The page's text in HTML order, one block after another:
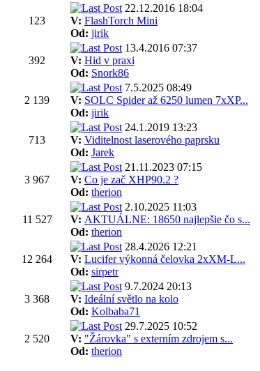
123
22.12.2016 18:04
V: FlashTorch Mini
Od: jirik
392
13.4.2016 07:37
V: Hid v praxi
Od: Snork86
2 139
7.5.2025 08:49
V: SOLC Spider až 6250 lumen 7xXP...
Od: jirik
713
24.1.2019 13:23
V: Viditelnost laserového paprsku
Od: Jarek
3 967
21.11.2023 07:15
V: Co je zač XHP90.2 ?
Od: therion
11 527
2.10.2025 11:03
V: AKTUÁLNE: 18650 najlepšie čo s...
Od: therion
12 264
28.4.2026 12:21
V: Lucifer výkonná čelovka 2xXM-L...
Od: sirpetr
3 368
9.7.2024 20:13
V: Ideální světlo na kolo
Od: Kolbaba71
2 520
29.7.2025 10:52
V: "Žárovka" s externím zdrojem s...
Od: therion